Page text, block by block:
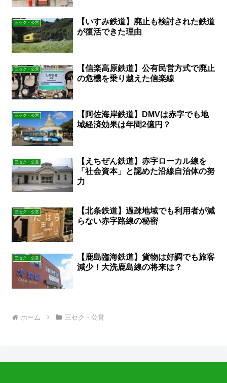
三セク・公営
【いすみ鉄道】廃止も検討された鉄道
が復活できた理由
三セク・公営
【信楽高原鉄道】公有民営方式で廃止
の危機を乗り越えた信楽線
三セク・公営
【阿佐海岸鉄道】DMVは赤字でも地
域経済効果は年間2億円？
三セク・公営
【えちぜん鉄道】赤字ローカル線を
「社会資本」と認めた沿線自治体の努
力
三セク・公営
【北条鉄道】過疎地域でも利用者が減
らない赤字路線の秘密
三セク・公営
【鹿島臨海鉄道】貨物は好調でも旅客
減少！大洗鹿島線の将来は？
ホーム 三セク・公営